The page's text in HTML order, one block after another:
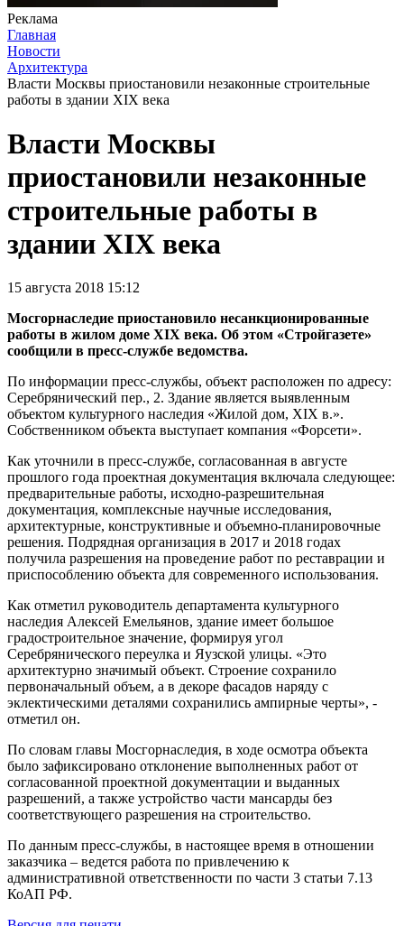
Реклама
Главная
Новости
Архитектура
Власти Москвы приостановили незаконные строительные
работы в здании XIX века
Власти Москвы
приостановили незаконные
строительные работы в
здании XIX века
15 августа 2018 15:12
Мосгорнаследие приостановило несанкционированные
работы в жилом доме XIX века. Об этом «Стройгазете»
сообщили в пресс-службе ведомства.
По информации пресс-службы, объект расположен по адресу:
Серебрянический пер., 2. Здание является выявленным
объектом культурного наследия «Жилой дом, XIX в.».
Собственником объекта выступает компания «Форсети».
Как уточнили в пресс-службе, согласованная в августе
прошлого года проектная документация включала следующее:
предварительные работы, исходно-разрешительная
документация, комплексные научные исследования,
архитектурные, конструктивные и объемно-планировочные
решения. Подрядная организация в 2017 и 2018 годах
получила разрешения на проведение работ по реставрации и
приспособлению объекта для современного использования.
Как отметил руководитель департамента культурного
наследия Алексей Емельянов, здание имеет большое
градостроительное значение, формируя угол
Серебрянического переулка и Яузской улицы. «Это
архитектурно значимый объект. Строение сохранило
первоначальный объем, а в декоре фасадов наряду с
эклектическими деталями сохранились ампирные черты», -
отметил он.
По словам главы Мосгорнаследия, в ходе осмотра объекта
было зафиксировано отклонение выполненных работ от
согласованной проектной документации и выданных
разрешений, а также устройство части мансарды без
соответствующего разрешения на строительство.
По данным пресс-службы, в настоящее время в отношении
заказчика – ведется работа по привлечению к
административной ответственности по части 3 статьи 7.13
КоАП РФ.